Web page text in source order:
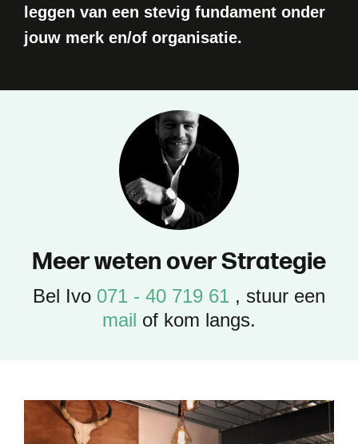
leggen van een stevig fundament onder
jouw merk en/of organisatie.
MeerwetenoverStrategie
Bel Ivo 071 - 40 719 61 , stuur een
mail of kom langs.